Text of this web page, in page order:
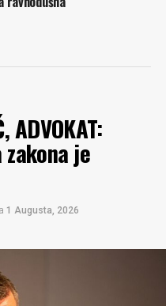
ADVOKAT:
je
1 Augusta, 2026